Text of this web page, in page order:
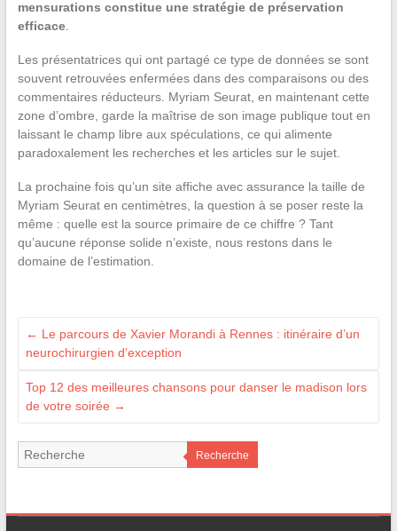
mensurations constitue une stratégie de préservation
efficace.
Les présentatrices qui ont partagé ce type de données se sont
souvent retrouvées enfermées dans des comparaisons ou des
commentaires réducteurs. Myriam Seurat, en maintenant cette
zone d’ombre, garde la maîtrise de son image publique tout en
laissant le champ libre aux spéculations, ce qui alimente
paradoxalement les recherches et les articles sur le sujet.
La prochaine fois qu’un site affiche avec assurance la taille de
Myriam Seurat en centimètres, la question à se poser reste la
même : quelle est la source primaire de ce chiffre ? Tant
qu’aucune réponse solide n’existe, nous restons dans le
domaine de l’estimation.
← Le parcours de Xavier Morandi à Rennes : itinéraire d’un
neurochirurgien d’exception
Top 12 des meilleures chansons pour danser le madison lors
de votre soirée →
Recherche